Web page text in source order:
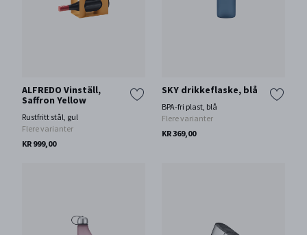
ALFREDO Vinställ,
Saffron Yellow
Rustfritt stål, gul
Flere varianter
KR 999,00
SKY drikkeflaske, blå
BPA-fri plast, blå
Flere varianter
KR 369,00